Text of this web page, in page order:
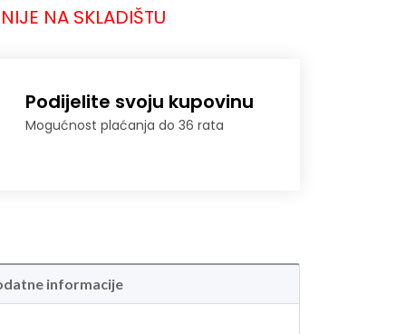
NA SKLADIŠTU
Podijelite svoju kupovinu
Mogućnost plaćanja do 36 rata
informacije